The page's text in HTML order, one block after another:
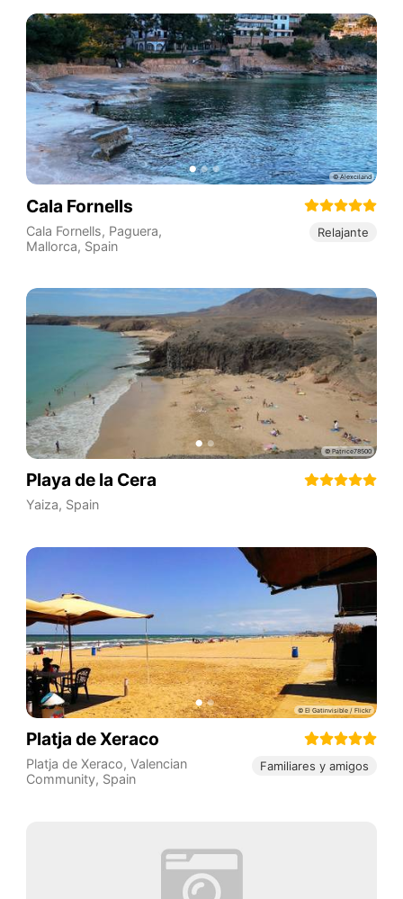
Cala Fornells
Cala Fornells, Paguera,
Mallorca, Spain
Relajante
Playa de la Cera
Yaiza, Spain
Platja de Xeraco
Platja de Xeraco, Valencian
Community, Spain
Familiares y amigos